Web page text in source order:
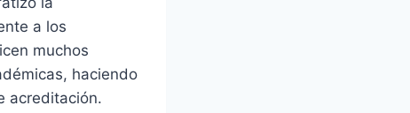
a los
muchos
haciendo
acreditación.